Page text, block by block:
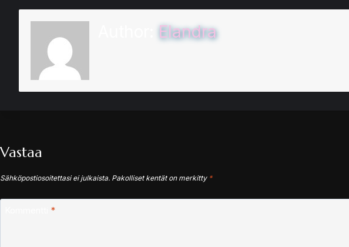
Elandra
Vastaa
Sähköpostiosoitettasi ei julkaista. Pakolliset kentät on merkitty *
*